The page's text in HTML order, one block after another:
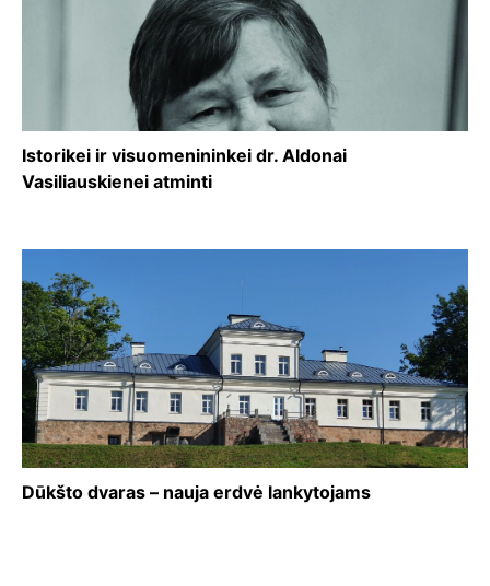
Istorikei ir visuomenininkei dr. Aldonai
Vasiliauskienei atminti
Dūkšto dvaras – nauja erdvė lankytojams